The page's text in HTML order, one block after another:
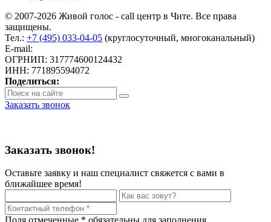
© 2007-2026 Живой голос - call центр в Чите. Все права
защищены.
Тел.: +7 (495) 033-04-05 (круглосуточный, многоканальный)
E-mail:
ОГРНИП: 317774600124432
ИНН: 771895594072
Поделиться:
Заказать звонок
Заказать звонок!
Оставьте заявку и наш специалист свяжется с вами в
ближайшее время!